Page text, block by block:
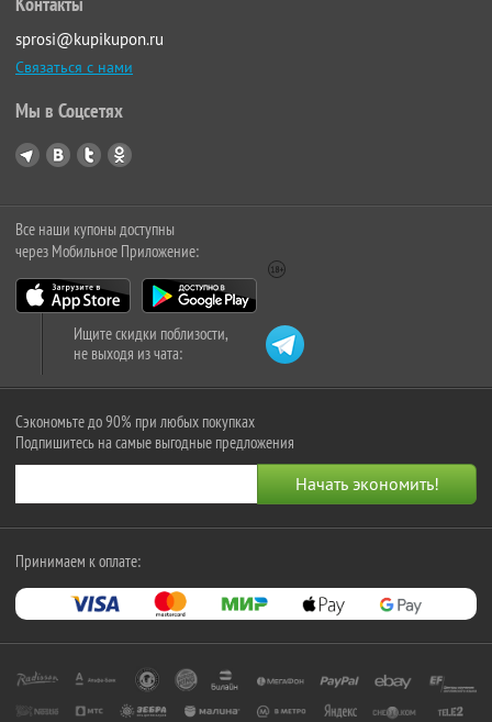
sprosi@kupikupon.ru
Связаться с нами
Мы в Соцсетях
Все наши купоны доступны
через Мобильное Приложение:
Ищите скидки поблизости,
не выходя из чата:
Сэкономьте до 90% при любых покупках
Подпишитесь на самые выгодные предложения
Принимаем к оплате: